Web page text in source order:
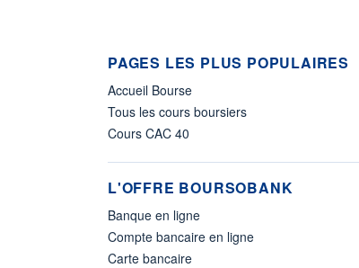
PAGES LES PLUS POPULAIRES
Accueil Bourse
Tous les cours boursiers
Cours CAC 40
L'OFFRE BOURSOBANK
Banque en ligne
Compte bancaire en ligne
Carte bancaire